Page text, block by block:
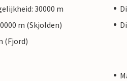
30000 m
m (Skjolden)
(Fjord)